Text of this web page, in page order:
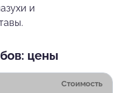
и
цены
Стоимость